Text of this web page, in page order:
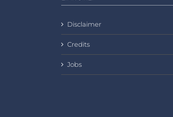
Disclaimer
Credits
Jobs